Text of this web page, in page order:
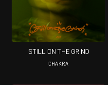
STILL ON THE GRIND
CHAKRA